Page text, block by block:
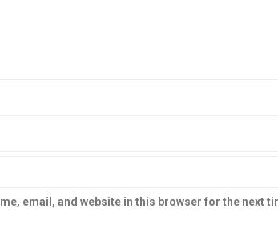
email, and website in this browser for the next